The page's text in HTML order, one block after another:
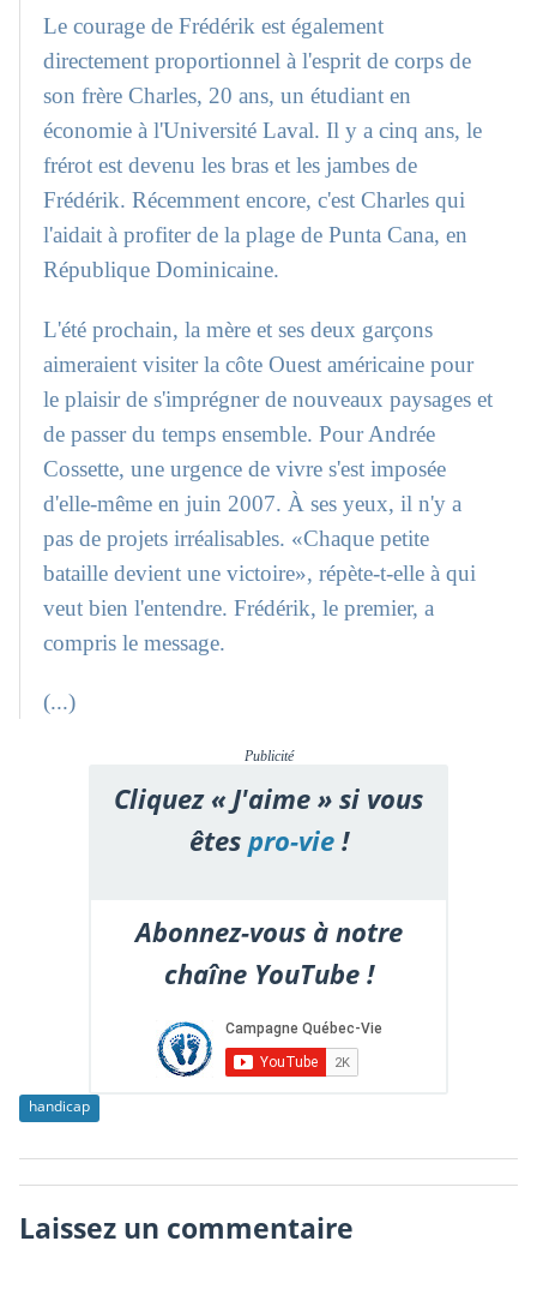
Le courage de Frédérik est également
directement proportionnel à l'esprit de corps de
son frère Charles, 20 ans, un étudiant en
économie à l'Université Laval. Il y a cinq ans, le
frérot est devenu les bras et les jambes de
Frédérik. Récemment encore, c'est Charles qui
l'aidait à profiter de la plage de Punta Cana, en
République Dominicaine.
L'été prochain, la mère et ses deux garçons
aimeraient visiter la côte Ouest américaine pour
le plaisir de s'imprégner de nouveaux paysages et
de passer du temps ensemble. Pour Andrée
Cossette, une urgence de vivre s'est imposée
d'elle-même en juin 2007. À ses yeux, il n'y a
pas de projets irréalisables. «Chaque petite
bataille devient une victoire», répète-t-elle à qui
veut bien l'entendre. Frédérik, le premier, a
compris le message.
(...)
Publicité
Cliquez « J'aime » si vous
êtespro-vie!
Abonnez-vous à notre
chaîne YouTube !
handicap
Laissez un commentaire